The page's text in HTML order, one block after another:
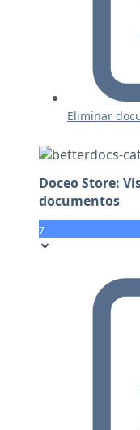
Eliminar
Doceo Store:
documentos
7